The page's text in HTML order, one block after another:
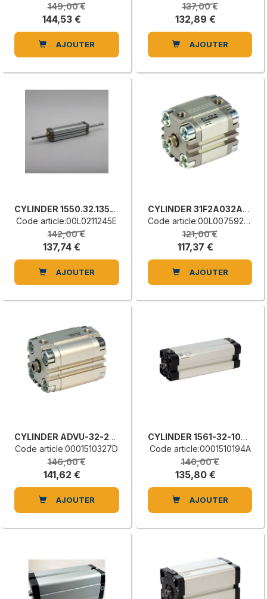
149,00 €
144,53 €
AJOUTER
137,00 €
132,89 €
AJOUTER
CYLINDER 1550.32.135.12
Code article:00L0211245E
142,00 €
137,74 €
AJOUTER
CYLINDER 31F2A032A015
Code article:00L0075927H
121,00 €
117,37 €
AJOUTER
CYLINDER ADVU-32-25-PA
Code article:0001510327D
146,00 €
141,62 €
AJOUTER
CYLINDER 1561-32-100-01-1
Code article:0001510194A
140,00 €
135,80 €
AJOUTER